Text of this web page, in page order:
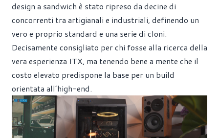
design a sandwich è stato ripreso da decine di
concorrenti tra artigianali e industriali, definendo un
vero e proprio standard e una serie di cloni.
Decisamente consigliato per chi fosse alla ricerca della
vera esperienza ITX, ma tenendo bene a mente che il
costo elevato predispone la base per un build
orientata all’high-end.